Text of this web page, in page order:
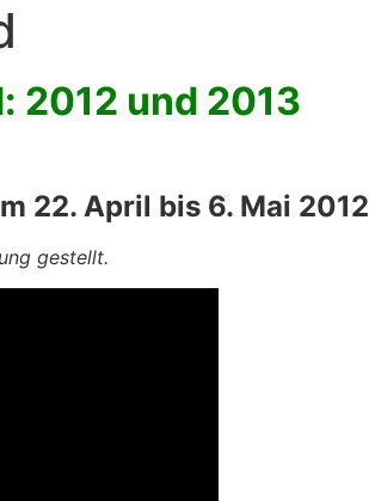
2012 und 2013
22. April bis 6. Mai 2012
gestellt.